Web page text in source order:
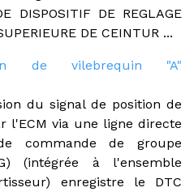
DISPOSITIF DE REGLAGE
DE CEINTUR ...
de vilebrequin "A"
du signal de position de
l'ECM via une ligne directe
commande de groupe
(intégrée à l'ensemble
enregistre le DTC